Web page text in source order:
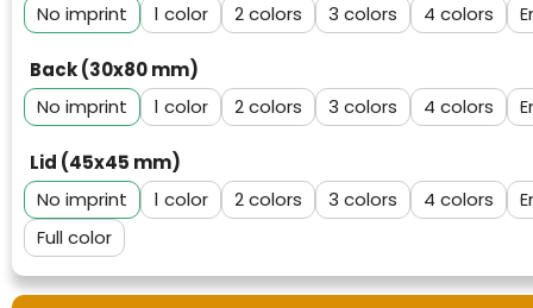
No imprint
1 2 3 4
Back (30x80 mm)
No imprint
1 2 3 4
Lid (45x45 mm)
No imprint
1 2 3 4
Full color